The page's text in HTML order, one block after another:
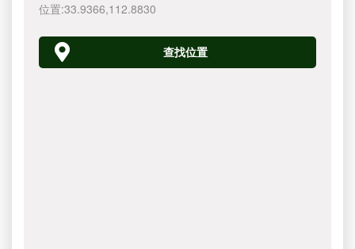
位置:33.9366,112.8830
查找位置